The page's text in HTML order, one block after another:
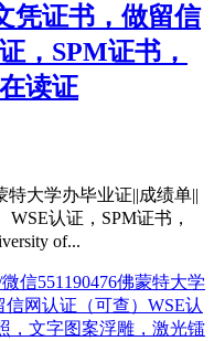
凭证书，做留信
，SPM证书，
读证
特大学办毕业证||成绩单||
认证，SPM证书，
of...